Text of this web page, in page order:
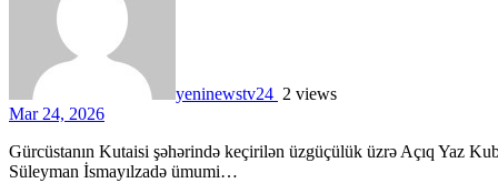
yeninewstv24 2 views
Mar 24, 2026
Gürcüstanın Kutaisi şəhərində keçirilən üzgüçülük üzrə Açıq Yaz Kubokunda Azərbaycan idmançıları uğurlu çıxış ediblər. Yarışda
Süleyman İsmayılzadə ümumi…